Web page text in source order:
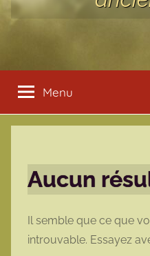
Menu
Aucun
Il semble que ce que
introuvable. Essayez